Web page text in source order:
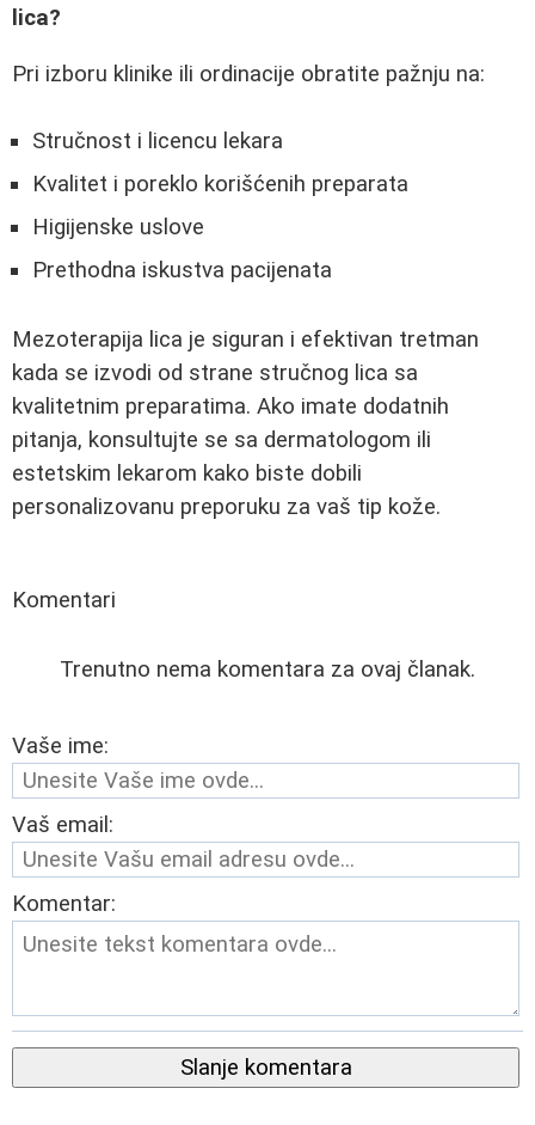
lica?
Pri izboru klinike ili ordinacije obratite pažnju na:
Stručnost i licencu lekara
Kvalitet i poreklo korišćenih preparata
Higijenske uslove
Prethodna iskustva pacijenata
Mezoterapija lica je siguran i efektivan tretman
kada se izvodi od strane stručnog lica sa
kvalitetnim preparatima. Ako imate dodatnih
pitanja, konsultujte se sa dermatologom ili
estetskim lekarom kako biste dobili
personalizovanu preporuku za vaš tip kože.
Komentari
Trenutno nema komentara za ovaj članak.
Vaše ime:
Vaš email:
Komentar:
Slanje komentara